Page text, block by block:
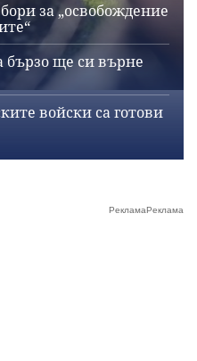
за „освобождение
ще си върне
войски са готови